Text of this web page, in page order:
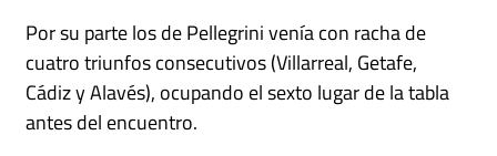
Por su parte los de Pellegrini venía con racha de
cuatro triunfos consecutivos (Villarreal, Getafe,
Cádiz y Alavés), ocupando el sexto lugar de la tabla
antes del encuentro.